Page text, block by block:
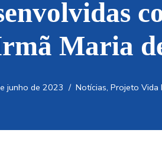
Maria
junho de 2023 Notícias, Projeto Vida